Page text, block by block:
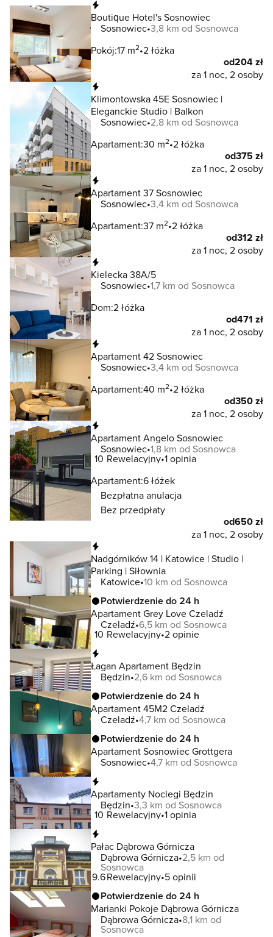
Boutique Hotel's Sosnowiec
Sosnowiec 3,8 km od Sosnowca
Pokój:17 m2 2 łóżka
od204 zł
za 1 noc, 2 osoby
Klimontowska 45E Sosnowiec |
Eleganckie Studio | Balkon
Sosnowiec 2,8 km od Sosnowca
Apartament:30 m2 2 łóżka
od375 zł
za 1 noc, 2 osoby
Apartament 37 Sosnowiec
Sosnowiec 3,4 km od Sosnowca
Apartament:37 m2 2 łóżka
od312 zł
za 1 noc, 2 osoby
Kielecka 38A/5
Sosnowiec 1,7 km od Sosnowca
Dom:2 łóżka
od471 zł
za 1 noc, 2 osoby
Apartament 42 Sosnowiec
Sosnowiec 3,4 km od Sosnowca
Apartament:40 m2 2 łóżka
od350 zł
za 1 noc, 2 osoby
Apartament Angelo Sosnowiec
Sosnowiec 1,8 km od Sosnowca
10 Rewelacyjny 1 opinia
Apartament:6 łóżek
Bezpłatna anulacja
Bez przedpłaty
od650 zł
za 1 noc, 2 osoby
Nadgórników 14 | Katowice | Studio |
Parking | Siłownia
Katowice 10 km od Sosnowca
Potwierdzenie do 24 h
Apartament Grey Love Czeladź
Czeladź 6,5 km od Sosnowca
10 Rewelacyjny 2 opinie
Łagan Apartament Będzin
Będzin 2,6 km od Sosnowca
Potwierdzenie do 24 h
Apartament 45M2 Czeladź
Czeladź 4,7 km od Sosnowca
Potwierdzenie do 24 h
Apartament Sosnowiec Grottgera
Sosnowiec 4,7 km od Sosnowca
Apartamenty Noclegi Będzin
Będzin 3,3 km od Sosnowca
10 Rewelacyjny 1 opinia
Pałac Dąbrowa Górnicza
Dąbrowa Górnicza 2,5 km od
Sosnowca
9.6Rewelacyjny 5 opinii
Potwierdzenie do 24 h
Marianki Pokoje Dąbrowa Górnicza
Dąbrowa Górnicza 8,1 km od
Sosnowca